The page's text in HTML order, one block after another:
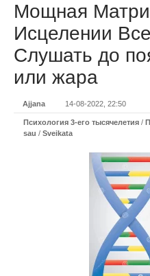
Мощная
Исцелении
Слушать до
или жара
Ajjana 14-08-2022, 22:50
Психология 3-его тысячелетия /
sau / Sveikata